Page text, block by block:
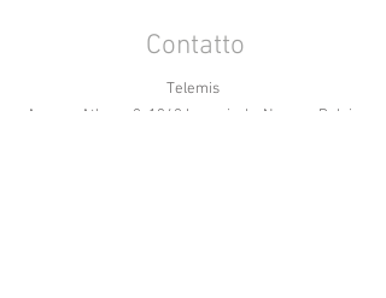
Contatto
Telemis
Avenue Athena 2, 1348 Louvain-la-Neuve - Belgio